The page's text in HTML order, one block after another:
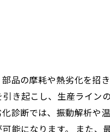
品の摩耗や熱劣化を招
き起こし、生産ライン
診断では、振動解析や温
能になります。 また、